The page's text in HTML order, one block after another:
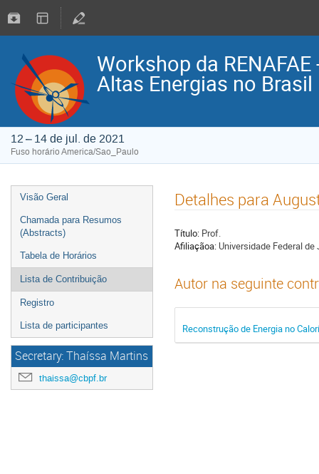
Workshop da
Altas Energias no Brasil
12 – 14 de jul. de 2021
Fuso horário America/Sao_Paulo
Visão Geral
Chamada para Resumos
(Abstracts)
Tabela de Horários
Lista de Contribuição
Registro
Lista de participantes
Secretary: Thaíssa Martins
thaissa@cbpf.br
Detalhes para
Título: Prof.
Afiliaçãoa: Universidade Federal de
Autor na seguinte
Reconstrução de Energia no